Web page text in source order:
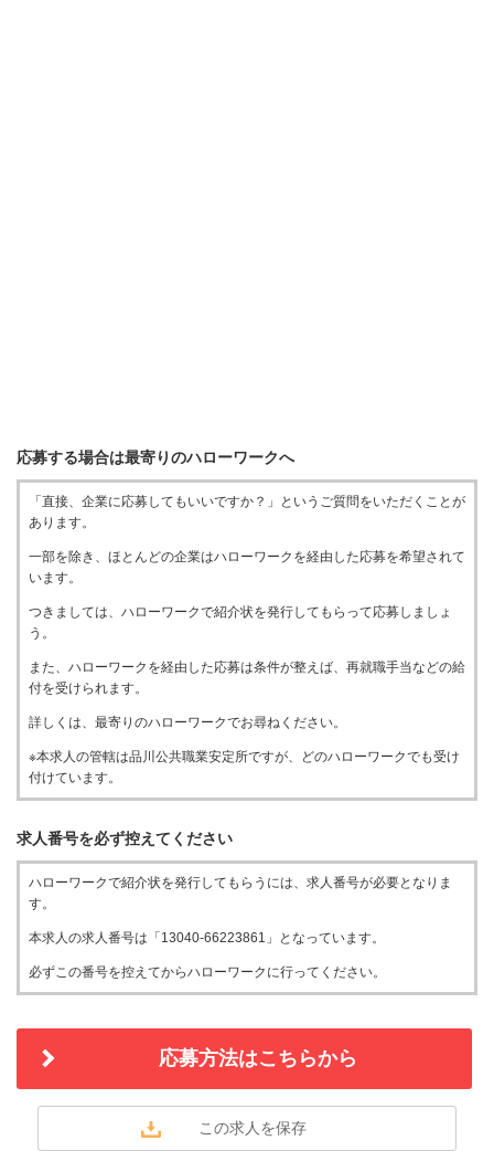
応募する場合は最寄りのハローワークへ
「直接、企業に応募してもいいですか？」というご質問をいただくことが
あります。
一部を除き、ほとんどの企業はハローワークを経由した応募を希望されて
います。
つきましては、ハローワークで紹介状を発行してもらって応募しましょ
う。
また、ハローワークを経由した応募は条件が整えば、再就職手当などの給
付を受けられます。
詳しくは、最寄りのハローワークでお尋ねください。
※本求人の管轄は品川公共職業安定所ですが、どのハローワークでも受け
付けています。
求人番号を必ず控えてください
ハローワークで紹介状を発行してもらうには、求人番号が必要となりま
す。
本求人の求人番号は「13040-66223861」となっています。
必ずこの番号を控えてからハローワークに行ってください。
応募方法はこちらから